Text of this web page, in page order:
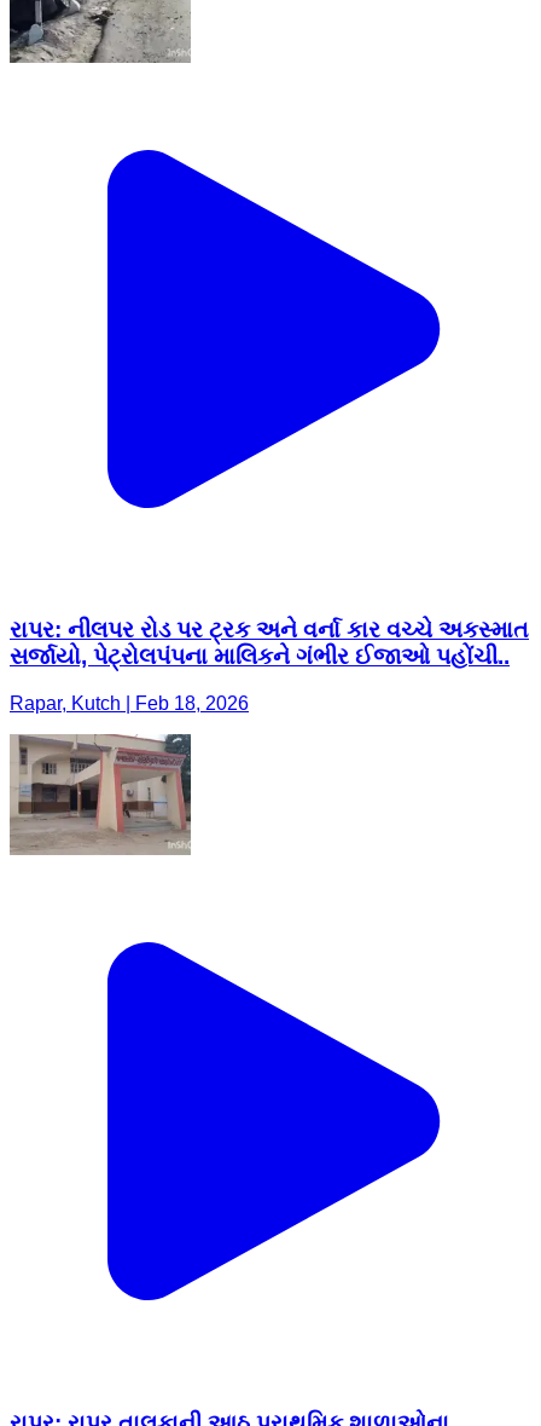
રાપર: નીલપર રોડ પર ટ્રક અને વર્ના કાર વચ્ચે અકસ્માત
સર્જાયો, પેટ્રોલપંપના માલિકને ગંભીર ઈજાઓ પહોંચી..
Rapar, Kutch | Feb 18, 2026